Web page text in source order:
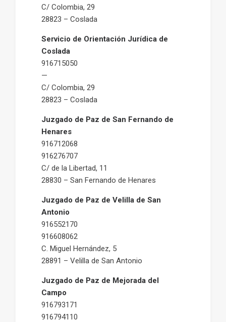
C/ Colombia, 29
28823 – Coslada
Servicio de Orientación Jurídica de
Coslada
916715050
—
C/ Colombia, 29
28823 – Coslada
Juzgado de Paz de San Fernando de
Henares
916712068
916276707
C/ de la Libertad, 11
28830 – San Fernando de Henares
Juzgado de Paz de Velilla de San
Antonio
916552170
916608062
C. Miguel Hernández, 5
28891 – Velilla de San Antonio
Juzgado de Paz de Mejorada del
Campo
916793171
916794110